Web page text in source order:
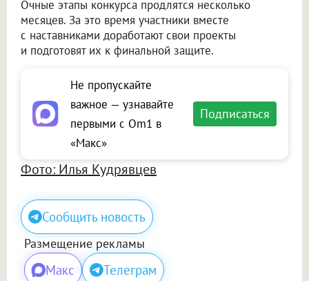
Очные этапы конкурса продлятся несколько
месяцев. За это время участники вместе
с наставниками доработают свои проекты
и подготовят их к финальной защите.
Не пропускайте
важное — узнавайте
первыми с Om1 в
«Макс»
Подписаться
Фото: Илья Кудрявцев
Сообщить новость
Размещение рекламы
Макс Телеграм